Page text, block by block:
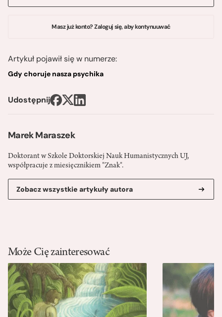
Marek Maraszek
Doktorant w Szkole Doktorskiej Nauk Humanistycznych UJ,
współpracuje z miesięcznikiem "Znak".
Zobacz wszystkie artykuły autora
Masz już konto? Zaloguj się, aby kontynuuwać
Artykuł pojawił się w numerze:
Gdy choruje nasza psychika
Udostępnij
Może Cię zainteresować